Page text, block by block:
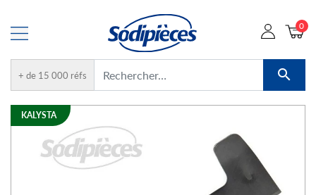
+ de 15 000 réfs 
0
KALYSTA